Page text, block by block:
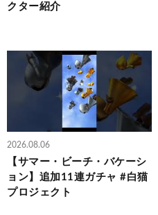
クター紹介
2026.08.06
【サマー・ビーチ・バケーシ
ョン】追加11連ガチャ #白猫
プロジェクト